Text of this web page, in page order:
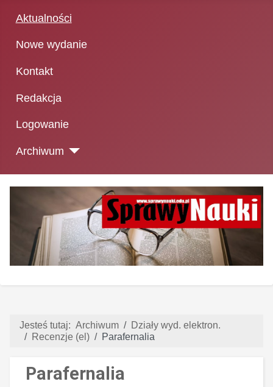
Aktualności
Nowe wydanie
Kontakt
Redakcja
Logowanie
Archiwum
Jesteś tutaj: Archiwum
Działy wyd. elektron.
Recenzje (el)
Parafernalia
Parafernalia